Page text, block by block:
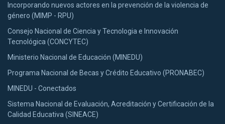
Incorporando nuevos actores en la prevención de la violencia de
género (MIMP - RPU)
Consejo Nacional de Ciencia y Tecnologia e Innovación
Tecnológica (CONCYTEC)
Ministerio Nacional de Educación (MINEDU)
Programa Nacional de Becas y Crédito Educativo (PRONABEC)
MINEDU - Conectados
Sistema Nacional de Evaluación, Acreditación y Certificación de la
Calidad Educativa (SINEACE)